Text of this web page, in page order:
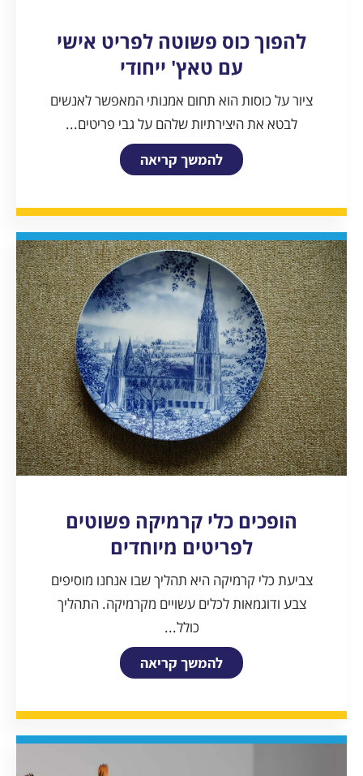
להפוך כוס פשוטה לפריט אישי
עם טאץ' ייחודי
ציור על כוסות הוא תחום אמנותי המאפשר לאנשים
לבטא את היצירתיות שלהם על גבי פריטים...
להמשך קריאה
הופכים כלי קרמיקה פשוטים
לפריטים מיוחדים
צביעת כלי קרמיקה היא תהליך שבו אנחנו מוסיפים
צבע ודוגמאות לכלים עשויים מקרמיקה. התהליך
כולל...
להמשך קריאה